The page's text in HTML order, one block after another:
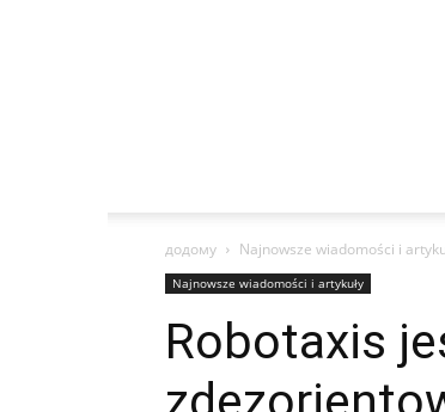
додому Najnowsze wiadomości i
Najnowsze wiadomości i artykuły
Robotaxis